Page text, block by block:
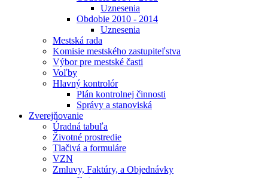
Uznesenia
Obdobie 2010 - 2014
Uznesenia
Mestská rada
Komisie mestského zastupiteľstva
Výbor pre mestské časti
Voľby
Hlavný kontrolór
Plán kontrolnej činnosti
Správy a stanoviská
Zverejňovanie
Úradná tabuľa
Životné prostredie
Tlačivá a formuláre
VZN
Zmluvy, Faktúry, a Objednávky